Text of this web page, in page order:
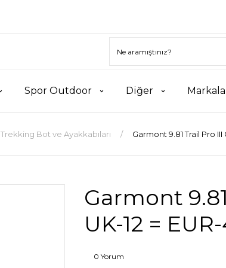
Spor Outdoor Diğer
Trekking Bot ve Ayakkabıları Garmont 9.81 Trail Pro III
Garmont
UK-12 =
0 Yorum